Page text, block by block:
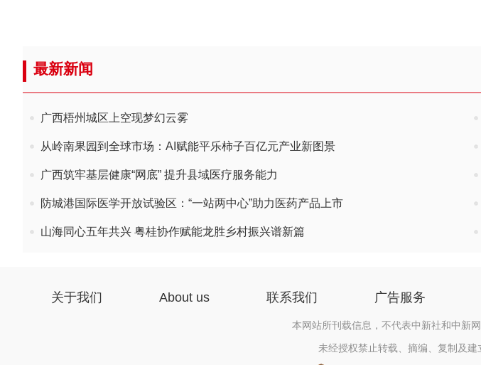
最新新闻
广西梧州城区上空现梦幻云雾
从岭南果园到全球市场：AI赋能平乐柿子百亿元产业新图景
广西筑牢基层健康“网底” 提升县域医疗服务能力
防城港国际医学开放试验区：“一站两中心”助力医药产品上市
山海同心五年共兴 粤桂协作赋能龙胜乡村振兴谱新篇
关于我们 About us 联系我们 广告服务
本网站所刊载信息，不代表中新社和中新
未经授权禁止转载、摘编、复制及建